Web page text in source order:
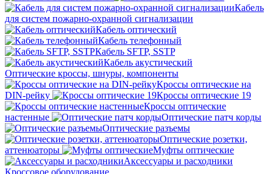
Кабель
для систем пожарно-охранной сигнализации
Кабель оптический
Кабель телефонный
Кабель SFTP, SSTP
Кабель акустический
Оптические кроссы, шнуры, компоненты
Кроссы оптические на
DIN-рейку
Кроссы оптические 19
Кроссы оптические
настенные
Оптические патч корды
Оптические разъемы
Оптические розетки,
аттенюаторы
Муфты оптические
Аксессуары и расходники
Кроссовое оборудование